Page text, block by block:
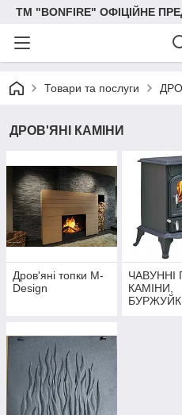
ТМ "BONFIRE" ОФІЦІЙНЕ
Товари та послуги
ДРОВ'ЯНІ КАМІНИ
Дров'яні топки M-
Design
ЧАВУННІ
КАМІНИ,